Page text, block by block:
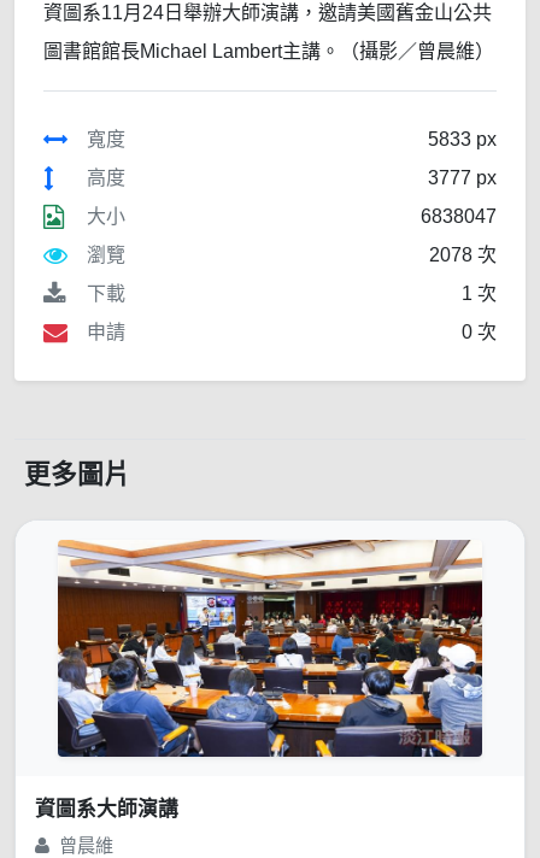
資圖系11月24日舉辦大師演講，邀請美國舊金山公共
圖書館館長Michael Lambert主講。（攝影／曾晨維）
寬度
5833 px
高度
3777 px
大小
6838047
瀏覽
2078 次
下載
1 次
申請
0 次
更多圖片
資圖系大師演講
曾晨維